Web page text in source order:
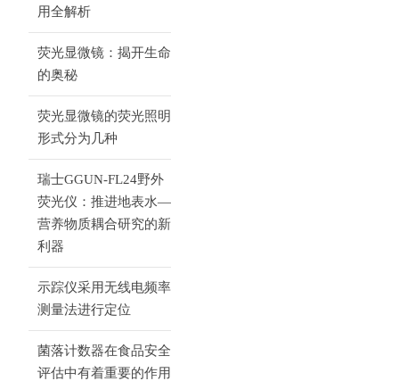
用全解析
荧光显微镜：揭开生命
的奥秘
荧光显微镜的荧光照明
形式分为几种
瑞士GGUN-FL24野外
荧光仪：推进地表水—
营养物质耦合研究的新
利器
示踪仪采用无线电频率
测量法进行定位
菌落计数器在食品安全
评估中有着重要的作用